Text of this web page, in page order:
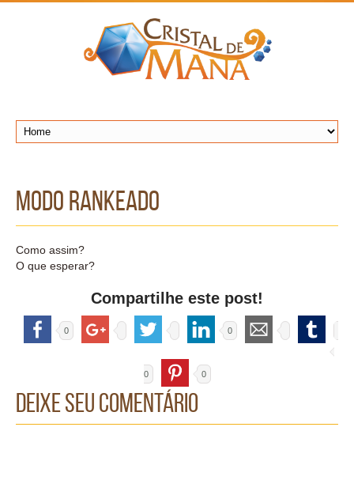
Modo Rankeado
Como assim?
O que esperar?
Compartilhe este post!
0 0
0 0
Deixe seu comentário